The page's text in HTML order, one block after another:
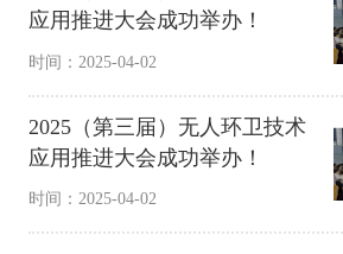
应用推进大会成功举办！
时间：2025-04-02
2025（第三届）无人环卫技术
应用推进大会成功举办！
时间：2025-04-02